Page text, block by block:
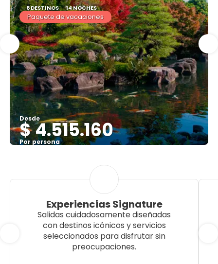
6 DESTINOS 14 NOCHES
Paquete de vacaciones
Desde
$ 4.515.160
Por persona
Experiencias Signature
Salidas cuidadosamente diseñadas
con destinos icónicos y servicios
seleccionados para disfrutar sin
preocupaciones.